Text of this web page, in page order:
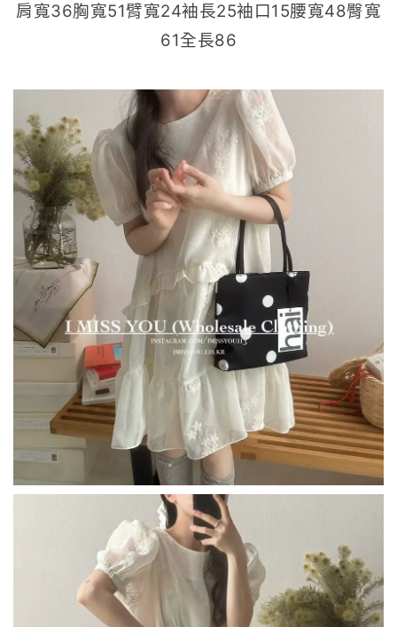
肩寬36胸寬51臂寬24袖長25袖口15腰寬48臀寬
61全長86